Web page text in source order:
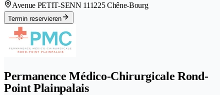
Avenue PETIT-SENN 111225 Chêne-Bourg
Termin reservieren
Permanence Médico-Chirurgicale Rond-
Point Plainpalais